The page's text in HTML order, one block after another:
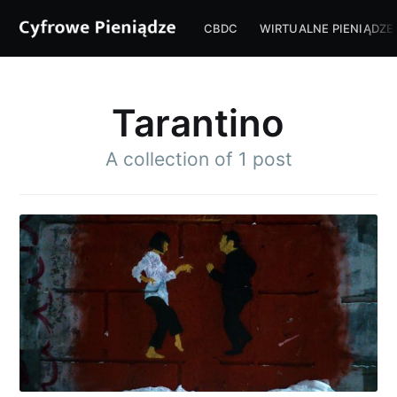
CBDC WIRTUALNE PIENIĄDZE
Tarantino
A collection of 1 post